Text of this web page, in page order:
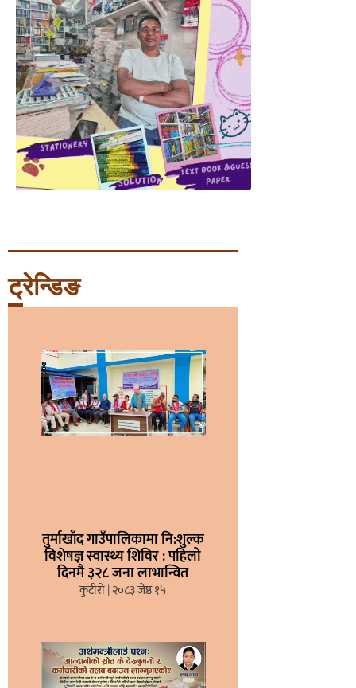
ट्रेन्डिङ
तुर्माखाँद गाउँपालिकामा नि:शुल्क
विशेषज्ञ स्वास्थ्य शिविर : पहिलो
दिनमै ३२८ जना लाभान्वित
कुटीरो २०८३ जेष्ठ १५